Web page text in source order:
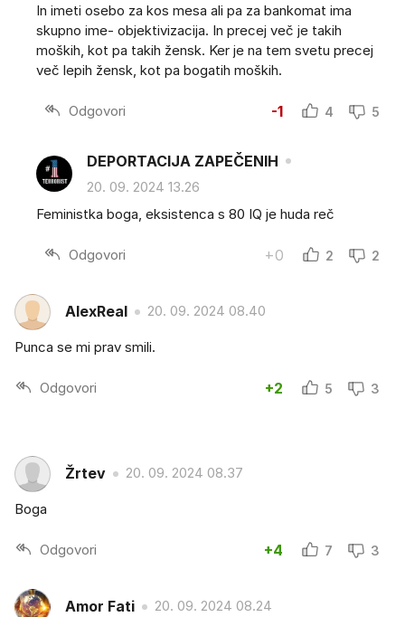
In imeti osebo za kos mesa ali pa za bankomat ima
skupno ime- objektivizacija. In precej več je takih
moških, kot pa takih žensk. Ker je na tem svetu precej
več lepih žensk, kot pa bogatih moških.
Odgovori -1 4 5
DEPORTACIJA ZAPEČENIH
20. 09. 2024 13.26
Feministka boga, eksistenca s 80 IQ je huda reč
Odgovori +0 2 2
AlexReal 20. 09. 2024 08.40
Punca se mi prav smili.
Odgovori +2 5 3
Žrtev 20. 09. 2024 08.37
Boga
Odgovori +4 7 3
Amor Fati 20. 09. 2024 08.24